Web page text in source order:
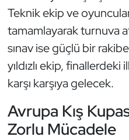
Teknik ekip ve
tamamlayarak turnuva
sınav ise güçlü bir
yıldızlı ekip,
karşı karşıya gelecek.
Avrupa Kış
Zorlu Mücadele
Halter
Hava Sporları
Hentbol
İşitme Engelli